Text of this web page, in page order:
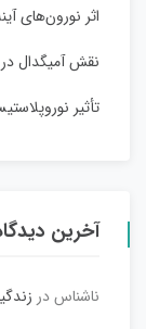
اثر نورون‌های
نقش آمیگدال
تأثیر
آخرین
ناشناسدر